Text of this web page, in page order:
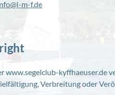
m-f.de
www.segelclub-kyffhaeuser.de
Verbreitung oder